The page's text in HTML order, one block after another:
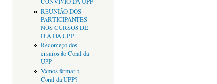
CONVÍVIO DA UPP
REUNIÃO DOS
PARTICIPANTES
NOS CURSOS DE
DIA DA UPP
Recomeço dos
ensaios do Coral da
UPP
Vamos formar o
Coral da UPP?